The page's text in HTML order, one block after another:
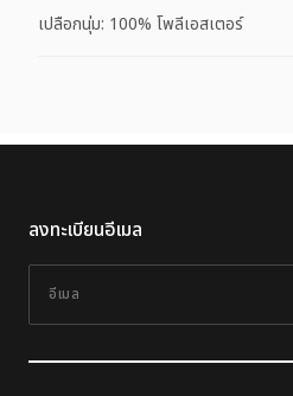
เปลือกนุ่ม: 100% โพลีเอสเตอร์
ลงทะเบียนอีเมล